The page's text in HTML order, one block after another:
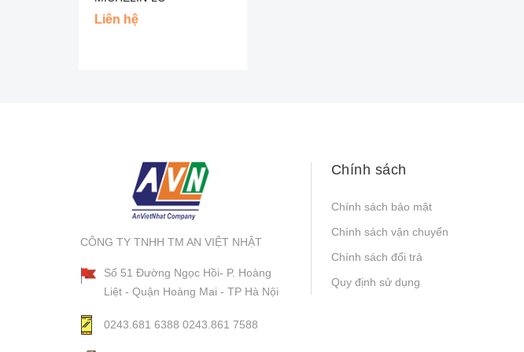
Liên hệ
CÔNG TY TNHH TM AN VIỆT NHẬT
Số 51 Đường Ngọc Hồi- P. Hoàng
Liệt - Quận Hoàng Mai - TP Hà Nội
0243.681 6388 0243.861 7588
Chính sách
Chính sách bảo mật
Chính sách vận chuyển
Chính sách đổi trả
Quy định sử dụng